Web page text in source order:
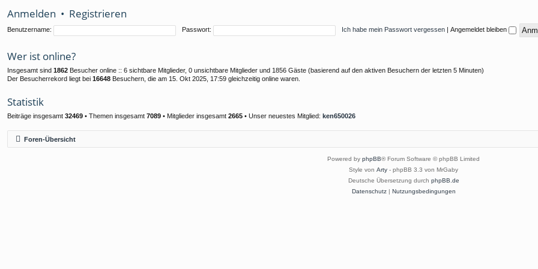
Anmelden • Registrieren
Benutzername: Passwort: Ich habe mein Passwort vergessen Angemeldet bleiben
Wer ist online?
Insgesamt sind 1862 Besucher online :: 6 sichtbare Mitglieder, 0 unsichtbare Mitglieder und 1856 Gäste (basierend auf den aktiven Besuchern der letzten 5 Minuten)
Der Besucherrekord liegt bei 16648 Besuchern, die am 15. Okt 2025, 17:59 gleichzeitig online waren.
Statistik
Beiträge insgesamt 32469 • Themen insgesamt 7089 • Mitglieder insgesamt 2665 • Unser neuestes Mitglied: ken650026
Foren-Übersicht
Powered by phpBB® Forum Software © phpBB Limited
Style von Arty - phpBB 3.3 von MrGaby
Deutsche Übersetzung durch phpBB.de
Datenschutz| Nutzungsbedingungen